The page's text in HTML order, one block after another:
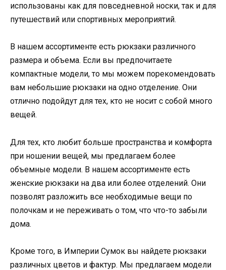
использованы как для повседневной носки, так и для
путешествий или спортивных мероприятий.
В нашем ассортименте есть рюкзаки различного
размера и объема. Если вы предпочитаете
компактные модели, то мы можем порекомендовать
вам небольшие рюкзаки на одно отделение. Они
отлично подойдут для тех, кто не носит с собой много
вещей.
Для тех, кто любит больше пространства и комфорта
при ношении вещей, мы предлагаем более
объемные модели. В нашем ассортименте есть
женские рюкзаки на два или более отделений. Они
позволят разложить все необходимые вещи по
полочкам и не переживать о том, что что-то забыли
дома.
Кроме того, в Империи Сумок вы найдете рюкзаки
различных цветов и фактур. Мы предлагаем модели